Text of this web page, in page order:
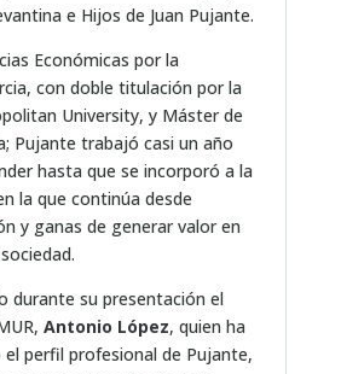
e Hijos de Juan Pujante.
Económicas por la
con doble titulación por la
University, y Máster de
Pujante trabajó casi un año
hasta que se incorporó a la
la que continúa desde
y ganas de generar valor en
durante su presentación el
Antonio López, quien ha
perfil profesional de Pujante,